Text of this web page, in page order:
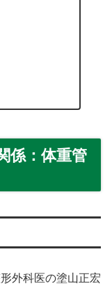
係：体重管
外科医の塗山正宏